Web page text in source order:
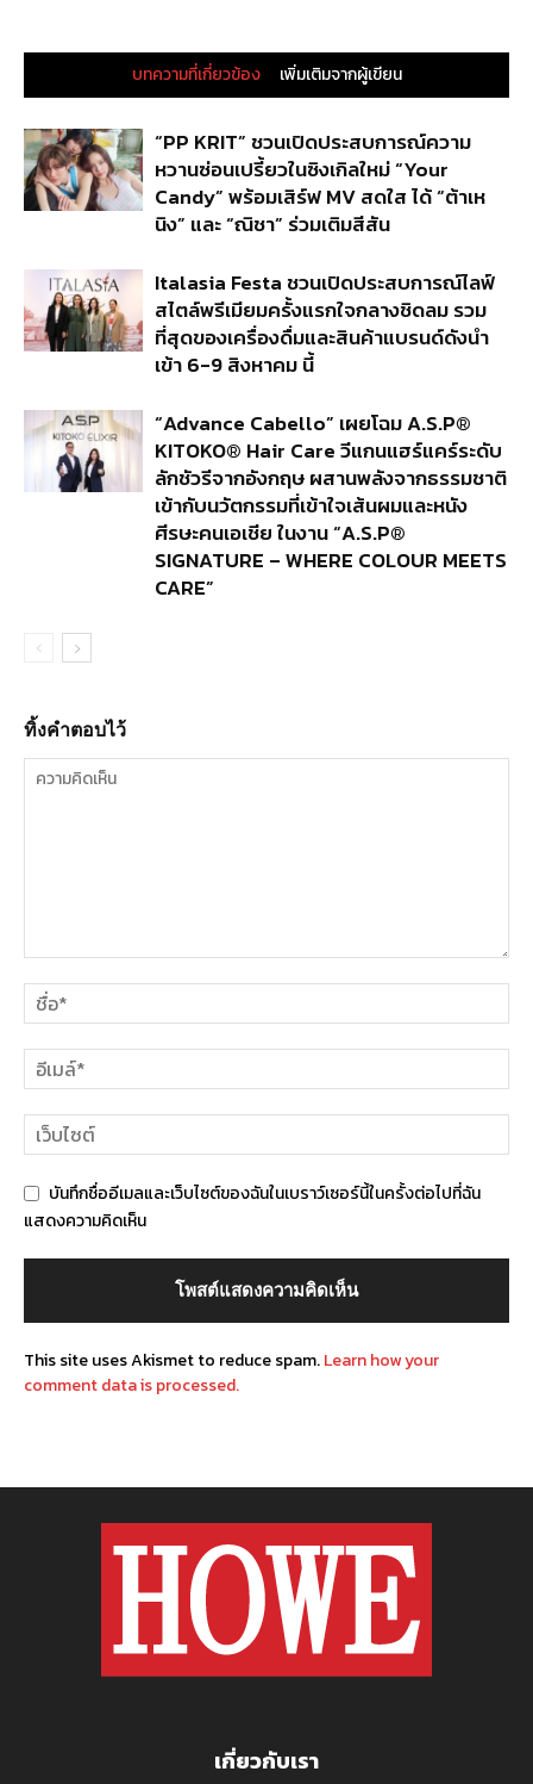
บทความที่เกี่ยวข้อง เพิ่มเติมจากผู้เขียน
“PP KRIT” ชวนเปิดประสบการณ์ความ
หวานซ่อนเปรี้ยวในซิงเกิลใหม่ “Your
Candy” พร้อมเสิร์ฟ MV สดใส ได้ “ต้าเห
นิง” และ “ณิชา” ร่วมเติมสีสัน
Italasia Festa ชวนเปิดประสบการณ์ไลฟ์
สไตล์พรีเมียมครั้งแรกใจกลางชิดลม รวม
ที่สุดของเครื่องดื่มและสินค้าแบรนด์ดังนำ
เข้า 6-9 สิงหาคม นี้
“Advance Cabello” เผยโฉม A.S.P®
KITOKO® Hair Care วีแกนแฮร์แคร์ระดับ
ลักชัวรีจากอังกฤษ ผสานพลังจากธรรมชาติ
เข้ากับนวัตกรรมที่เข้าใจเส้นผมและหนัง
ศีรษะคนเอเชีย ในงาน “A.S.P®
SIGNATURE – WHERE COLOUR MEETS
CARE”
ทิ้งคำตอบไว้
บันทึกชื่ออีเมลและเว็บไซต์ของฉันในเบราว์เซอร์นี้ในครั้งต่อไปที่ฉัน
แสดงความคิดเห็น
This site uses Akismet to reduce spam.Learn how your
comment data is processed.
เกี่ยวกับเรา